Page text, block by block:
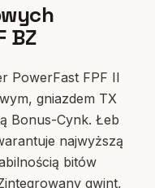
BZ
PowerFast FPF II
gniazdem TX
Bonus-Cynk. Łeb
najwyższą
bitów
gwint,